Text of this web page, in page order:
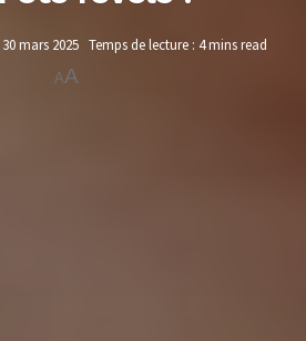
30 mars 2025 Temps de lecture : 4 mins read
AA